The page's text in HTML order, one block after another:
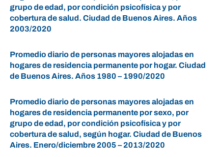
grupo de edad, por condición psicofísica y por
cobertura de salud. Ciudad de Buenos Aires. Años
2003/2020
Promedio diario de personas mayores alojadas en
hogares de residencia permanente por hogar. Ciudad
de Buenos Aires. Años 1980 – 1990/2020
Promedio diario de personas mayores alojadas en
hogares de residencia permanente por sexo, por
grupo de edad, por condición psicofísica y por
cobertura de salud, según hogar. Ciudad de Buenos
Aires. Enero/diciembre 2005 – 2013/2020